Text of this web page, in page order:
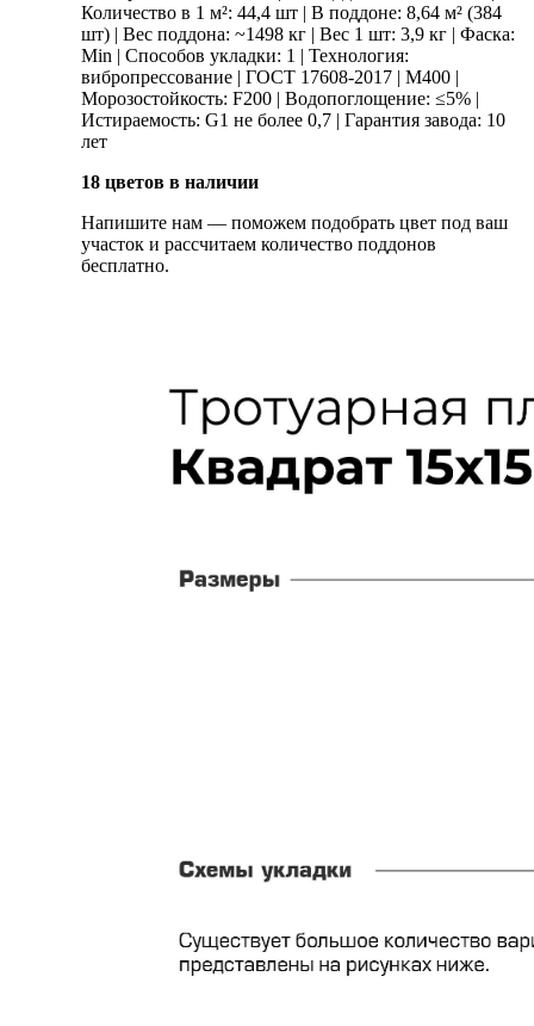
Количество в 1 м²: 44,4 шт | В поддоне: 8,64 м² (384
шт) | Вес поддона: ~1498 кг | Вес 1 шт: 3,9 кг | Фаска:
Min | Способов укладки: 1 | Технология:
вибропрессование | ГОСТ 17608-2017 | М400 |
Морозостойкость: F200 | Водопоглощение: ≤5% |
Истираемость: G1 не более 0,7 | Гарантия завода: 10
лет
18 цветов в наличии
Напишите нам — поможем подобрать цвет под ваш
участок и рассчитаем количество поддонов
бесплатно.